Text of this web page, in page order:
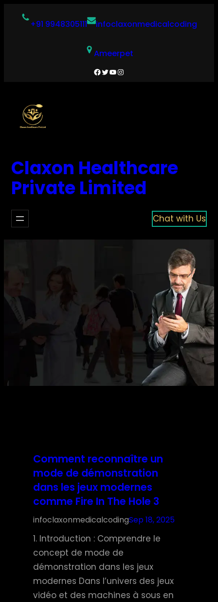
+91 9948305111 infoclaxonmedicalcoding
Ameerpet
Facebook
Twitter
YouTube
Instagram
Claxon Healthcare
Private Limited
Chat with Us
Comment reconnaître un
mode de démonstration
dans les jeux modernes
comme Fire In The Hole 3
infoclaxonmedicalcodingSep 18, 2025
1. Introduction : Comprendre le
concept de mode de
démonstration dans les jeux
modernes Dans l’univers des jeux
vidéo et des machines à sous en